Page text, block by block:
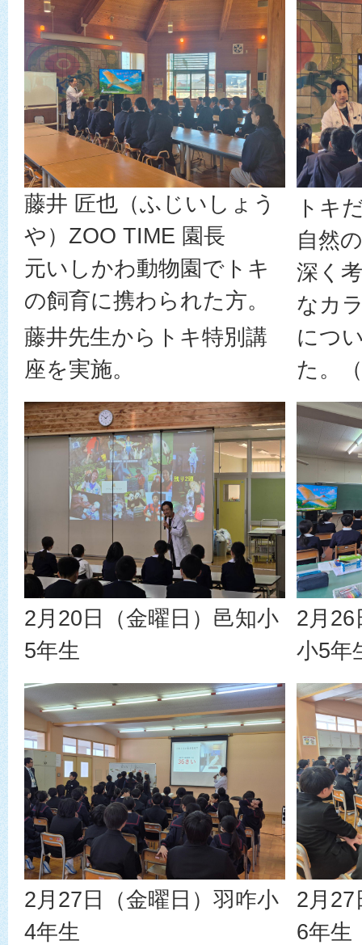
藤井 匠也（ふじいしょう
や）ZOO TIME 園長
元いしかわ動物園でトキ
の飼育に携わられた方。
藤井先生からトキ特別講
座を実施。
トキ
自然
深く
なカ
につ
た。
2月20日（金曜日）邑知小
5年生
2月26
小5年
2月27日（金曜日）羽咋小
4年生
2月27
6年生